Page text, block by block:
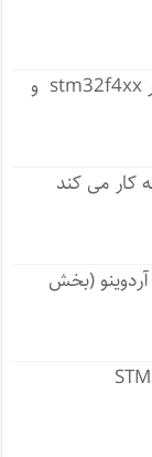
راه اندازی واحد ADC میکروکنترلر stm32f4xx و
کار می کند
(بخش